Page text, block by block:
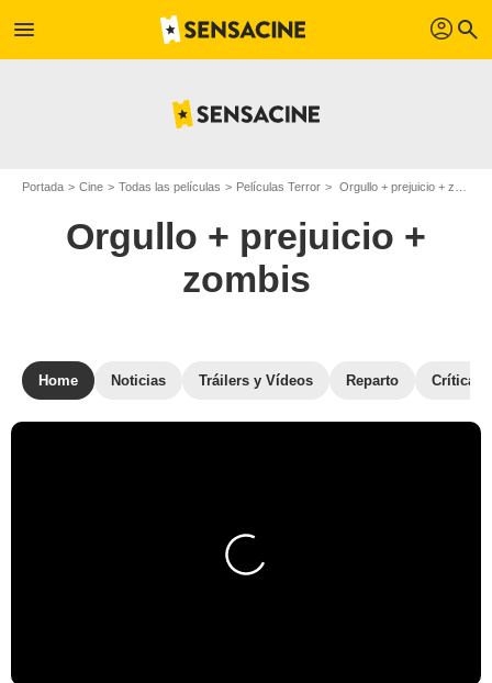
menu profil search
Portada Cine Todas las películas Películas Terror Orgullo + prejuicio + zombis
Orgullo + prejuicio +
zombis
Home Noticias Tráilers y Vídeos Reparto Críticas